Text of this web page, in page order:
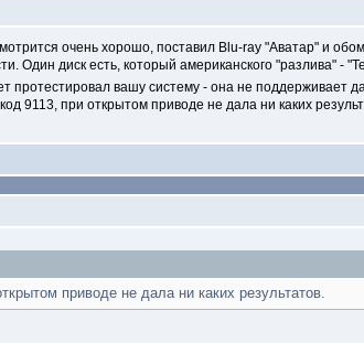
очень хорошо, поставил Blu-ray "Аватар" и
Один диск есть, который американского "разлива" -
протестировал вашу систему - она не поддерживает
9113, при открытом приводе не дала ни каких
приводе не дала ни каких результатов.